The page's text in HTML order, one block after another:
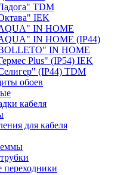
TDM
IEK
IN HOME
IN HOME (IP44)
IN HOME
Plus" (IP54) IEK
(IP44) TDM
обоев
кабеля
для кабеля
переходники